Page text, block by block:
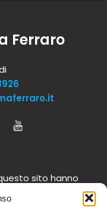
Ferraro
sito hanno
non intendono in
Si raccomanda di